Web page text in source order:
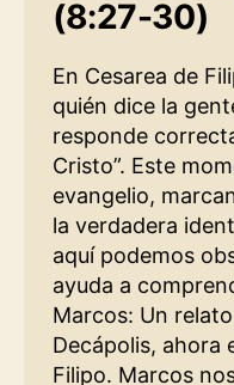
(8:27-30)
En Cesarea de
quién dice la
responde
Cristo”. Este
evangelio,
la verdadera
aquí podemos
ayuda a
Marcos: Un
Decápolis, ahora
Filipo. Marcos